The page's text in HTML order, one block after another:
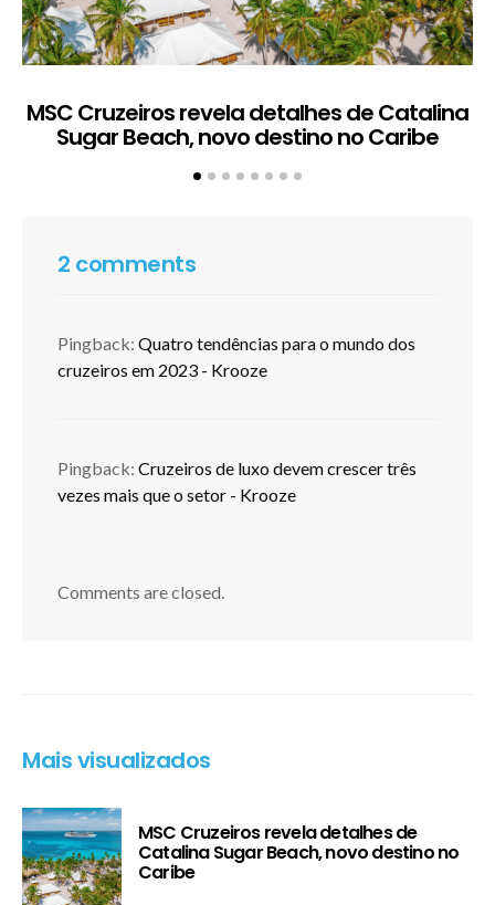
MSC Cruzeiros revela detalhes de Catalina
Sugar Beach, novo destino no Caribe
2 comments
Pingback: Quatro tendências para o mundo dos
cruzeiros em 2023 - Krooze
Pingback: Cruzeiros de luxo devem crescer três
vezes mais que o setor - Krooze
Comments are closed.
Mais visualizados
MSC Cruzeiros revela detalhes de
Catalina Sugar Beach, novo destino no
Caribe